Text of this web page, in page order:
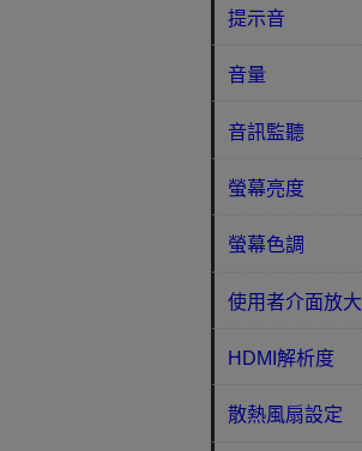
提示音
音量
音訊監聽
螢幕亮度
螢幕色調
使用者介面放大
HDMI解析度
散熱風扇設定